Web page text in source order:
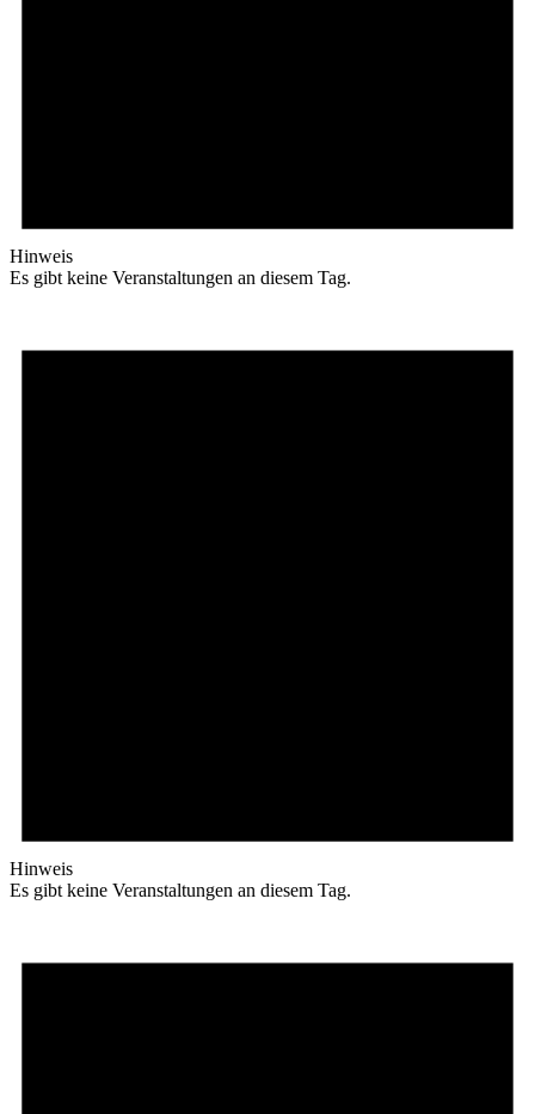
Hinweis
Es gibt keine Veranstaltungen an diesem Tag.
Hinweis
Es gibt keine Veranstaltungen an diesem Tag.